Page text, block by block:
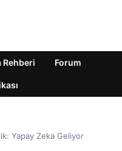
Rehberi Forum
Yapay Zeka Geliyor